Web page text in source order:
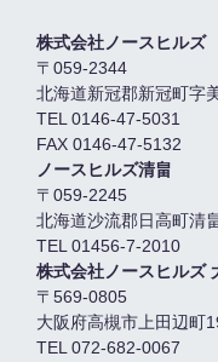
株式会社ノースヒルズ
〒059-2344
北海道新冠郡新冠町字
TEL 0146-47-5031
FAX 0146-47-5132
ノースヒルズ清畠
〒059-2245
北海道沙流郡日高町清
TEL 01456-7-2010
株式会社ノースヒルズ
〒569-0805
大阪府高槻市上田辺町
TEL 072-682-0067